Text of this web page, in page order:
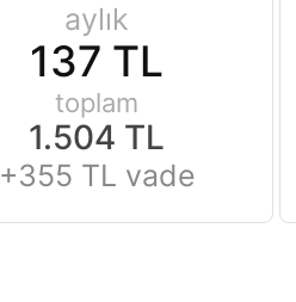
aylık
137 TL
toplam
1.504 TL
+355 TL vade